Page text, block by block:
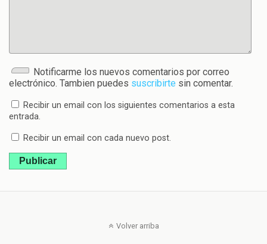
Notificarme los nuevos comentarios por correo
electrónico. Tambien puedes suscribirte sin comentar.
Recibir un email con los siguientes comentarios a esta
entrada.
Recibir un email con cada nuevo post.
Publicar
Volver arriba